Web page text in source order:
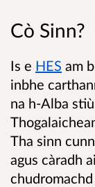
Cò Sinn?
Is e HES am
inbhe
na h-Alba
Tha sinn
agus càradh